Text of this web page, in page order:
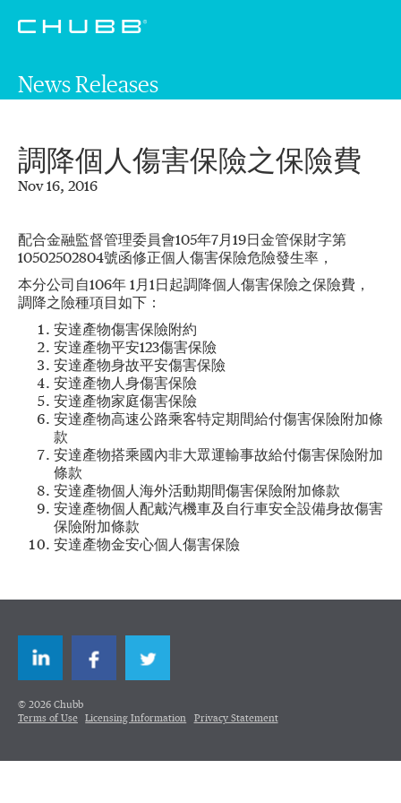
News Releases
調降個人傷害保險之保險費
Nov 16, 2016
配合金融監督管理委員會105年7月19日金管保財字第
10502502804號函修正個人傷害保險危險發生率，
本分公司自106年 1月1日起調降個人傷害保險之保險費，
調降之險種項目如下：
安達產物傷害保險附約
安達產物平安123傷害保險
安達產物身故平安傷害保險
安達產物人身傷害保險
安達產物家庭傷害保險
安達產物高速公路乘客特定期間給付傷害保險附加條
款
安達產物搭乘國內非大眾運輸事故給付傷害保險附加
條款
安達產物個人海外活動期間傷害保險附加條款
安達產物個人配戴汽機車及自行車安全設備身故傷害
保險附加條款
安達產物金安心個人傷害保險
© 2026 Chubb
Terms of Use
Licensing Information Privacy Statement